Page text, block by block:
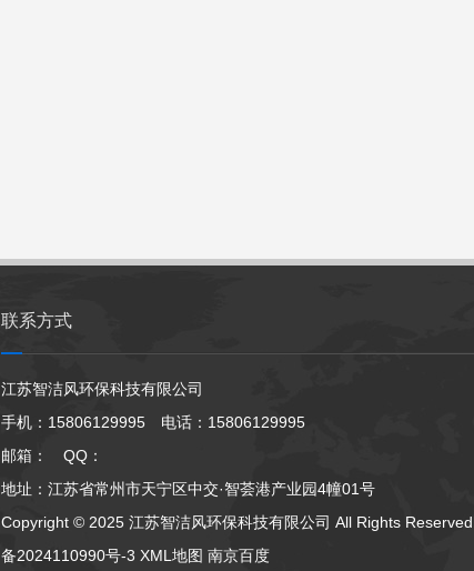
联系方式
江苏智洁风环保科技有限公司
手机：15806129995 电话：15806129995
邮箱： QQ：
地址：江苏省常州市天宁区中交·智荟港产业园4幢01号
Copyright © 2025 江苏智洁风环保科技有限公司 All Rights Reserved.
备2024110990号-3 XML地图 南京百度